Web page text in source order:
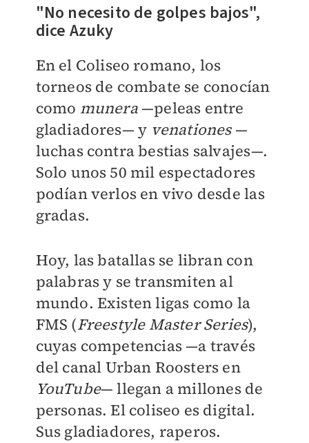
"No necesito de golpes bajos",
dice Azuky
En el Coliseo romano, los
torneos de combate se conocían
como munera—peleas entre
gladiadores— y venationes—
luchas contra bestias salvajes—.
Solo unos 50 mil espectadores
podían verlos en vivo desde las
gradas.
Hoy, las batallas se libran con
palabras y se transmiten al
mundo. Existen ligas como la
FMS (Freestyle Master Series),
cuyas competencias —a través
del canal Urban Roosters en
YouTube— llegan a millones de
personas. El coliseo es digital.
Sus gladiadores, raperos.